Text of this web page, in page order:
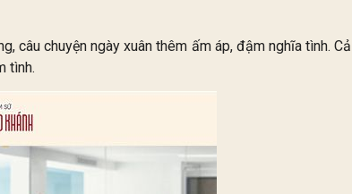
câu chuyện ngày xuân thêm ấm áp, đậm nghĩa tình. Cả
tình.